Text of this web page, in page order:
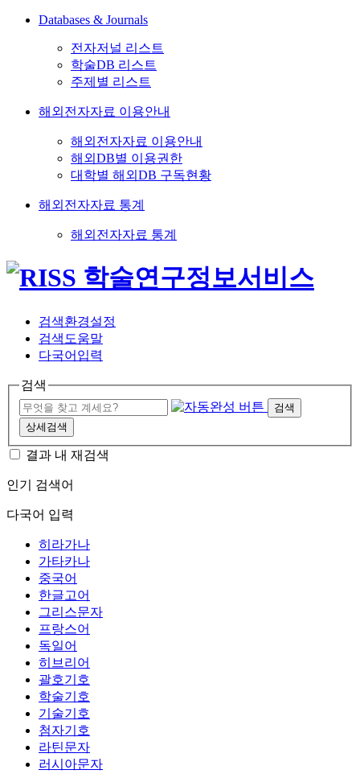
Databases & Journals
전자저널 리스트
학술DB 리스트
주제별 리스트
해외전자자료 이용안내
해외전자자료 이용안내
해외DB별 이용권한
대학별 해외DB 구독현황
해외전자자료 통계
해외전자자료 통계
검색환경설정
검색도움말
다국어입력
검색
검색
상세검색
결과 내 재검색
인기 검색어
다국어 입력
히라가나
가타카나
중국어
한글고어
그리스문자
프랑스어
독일어
히브리어
괄호기호
학술기호
기술기호
첨자기호
라틴문자
러시아문자